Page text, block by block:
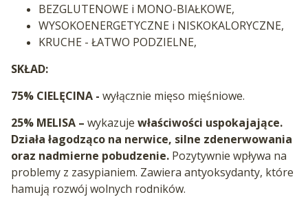
BEZGLUTENOWE i MONO-BIAŁKOWE,
WYSOKOENERGETYCZNE i NISKOKALORYCZNE,
KRUCHE - ŁATWO PODZIELNE,
SKŁAD:
75% CIELĘCINA - wyłącznie mięso mięśniowe.
25% MELISA – wykazuje właściwości uspokajające.
Działa łagodząco na nerwice, silne zdenerwowania
oraz nadmierne pobudzenie. Pozytywnie wpływa na
problemy z zasypianiem. Zawiera antyoksydanty, które
hamują rozwój wolnych rodników.